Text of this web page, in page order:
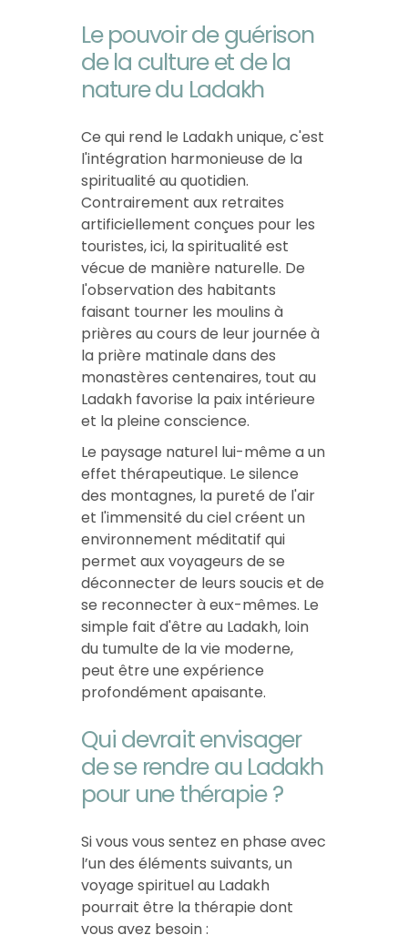
Le pouvoir de guérison
de la culture et de la
nature du Ladakh
Ce qui rend le Ladakh unique, c'est
l'intégration harmonieuse de la
spiritualité au quotidien.
Contrairement aux retraites
artificiellement conçues pour les
touristes, ici, la spiritualité est
vécue de manière naturelle. De
l'observation des habitants
faisant tourner les moulins à
prières au cours de leur journée à
la prière matinale dans des
monastères centenaires, tout au
Ladakh favorise la paix intérieure
et la pleine conscience.
Le paysage naturel lui-même a un
effet thérapeutique. Le silence
des montagnes, la pureté de l'air
et l'immensité du ciel créent un
environnement méditatif qui
permet aux voyageurs de se
déconnecter de leurs soucis et de
se reconnecter à eux-mêmes. Le
simple fait d'être au Ladakh, loin
du tumulte de la vie moderne,
peut être une expérience
profondément apaisante.
Qui devrait envisager
de se rendre au Ladakh
pour une thérapie ?
Si vous vous sentez en phase avec
l’un des éléments suivants, un
voyage spirituel au Ladakh
pourrait être la thérapie dont
vous avez besoin :